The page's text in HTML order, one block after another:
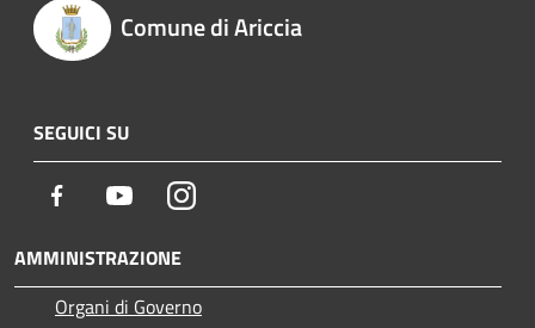
Comune di Ariccia
SEGUICI SU
Facebook YoutubeInstagram
AMMINISTRAZIONE
Organi di Governo